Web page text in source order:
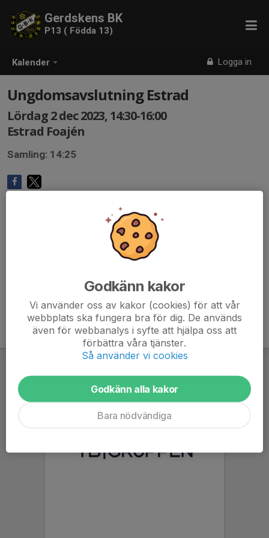
Kalender Logga in
Gerdskens BK
P13 ( Födda 13)
Ungdomsavslutning Estrad
Lördag 2 dec 2023, 14:30-16:00
Estrad Foajén
Samling: 14:25
Godkänn kakor
Vi använder oss av kakor (cookies) för att vår
webbplats ska fungera bra för dig. De används
även för webbanalys i syfte att hjälpa oss att
förbättra våra tjänster.
Så använder vi cookies
Godkänn alla kakor
Bara nödvändiga